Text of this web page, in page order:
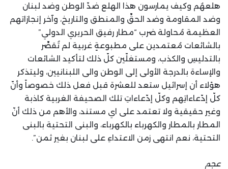
هلعهُم وكيف يمارسون هذا الهلع ضدّ الوطن وضد لبنان
وضد المقاومة وضد الحقِّ والمنطق والتاريخ، وآخر إنجازاتهم
العظيمة مُحاولة ضرب “مطار رفيق الحريري الدولي”
بالشائعات مُعتمدين على مطبوعةٍ غربية لم تُقصِّر
بالتدليسِ والكذب، ومستغلّين كلّ ذلك لتأكيد الشائعات
والإساءة بالدرجة الأولى إلى الوطن والى اللبنانيين، وليتذكر
هؤلاء أن إسرائيل ستعد للعشرة قبل فعل ذلك خصوصاً وأنّ
كلّ إدّعاءاتِهم وكلّ إدّعاءاتِ تلك الصحيفة الغربية كاذبة
وغير حقيقية ولا تعتمد على اي مستند، والأهم من ذلك أنّ
المطار بالمطار والكهرباء بالكهرباء، والبنى التحتية بالبنى
التحتية، نعم انتهى زمن الاعتداءِ على لبنان بغير ثمن”.
عجم